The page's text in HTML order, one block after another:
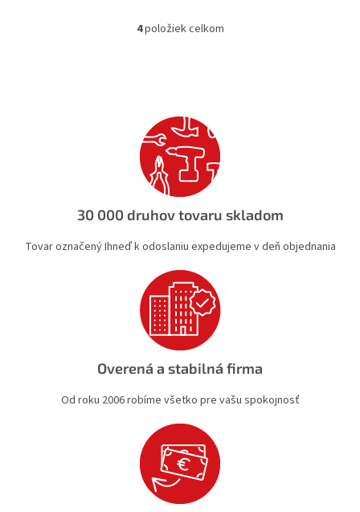
O
c
i
e
p
r
k
v
p
i
s
u
4položiek celkom
30 000 druhov tovaru skladom
Tovar označený Ihneď k odoslaniu expedujeme v deň objednania
Overená a stabilná firma
Od roku 2006 robíme všetko pre vašu spokojnosť